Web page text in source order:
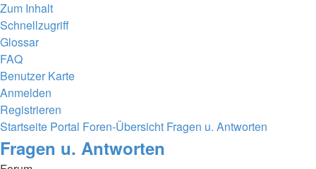
Zum Inhalt
Schnellzugriff
Glossar
FAQ
Benutzer Karte
Anmelden
Registrieren
Startseite Portal Foren-Übersicht Fragen u. Antworten
Fragen u. Antworten